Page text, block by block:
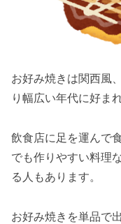
お好み焼きは関西風
り幅広い年代に好ま
飲食店に足を運んで
でも作りやすい料理
る人もあります。
お好み焼きを単品で